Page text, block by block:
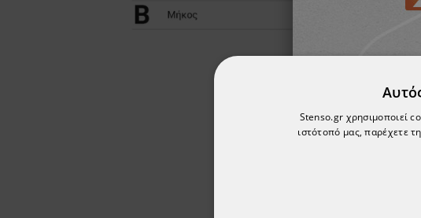
Stenso.gr χρησιμοποιεί
ιστότοπό μας, παρέχετε